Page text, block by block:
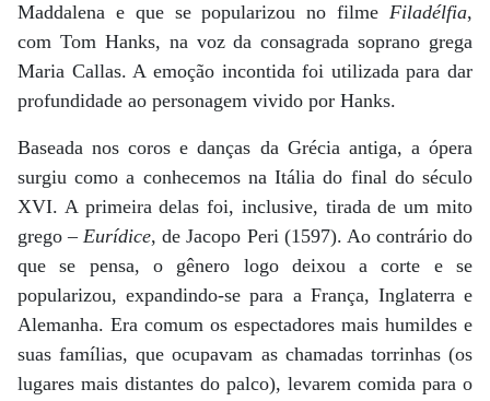
Maddalena e que se popularizou no filme Filadélfia,
com Tom Hanks, na voz da consagrada soprano grega
Maria Callas. A emoção incontida foi utilizada para dar
profundidade ao personagem vivido por Hanks.
Baseada nos coros e danças da Grécia antiga, a ópera
surgiu como a conhecemos na Itália do final do século
XVI. A primeira delas foi, inclusive, tirada de um mito
grego –Eurídice, de Jacopo Peri (1597). Ao contrário do
que se pensa, o gênero logo deixou a corte e se
popularizou, expandindo-se para a França, Inglaterra e
Alemanha. Era comum os espectadores mais humildes e
suas famílias, que ocupavam as chamadas torrinhas (os
lugares mais distantes do palco), levarem comida para o